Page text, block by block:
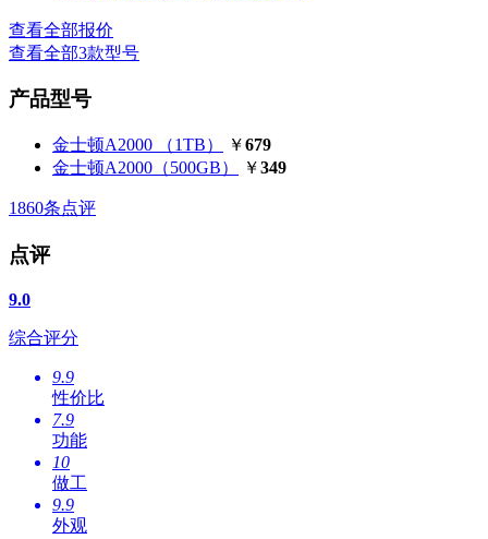
查看全部报价
查看全部3款型号
产品型号
金士顿A2000 （1TB） ￥679
金士顿A2000（500GB）
￥349
1860条点评
点评
9.0
综合评分
9.9
性价比
7.9
功能
10
做工
9.9
外观